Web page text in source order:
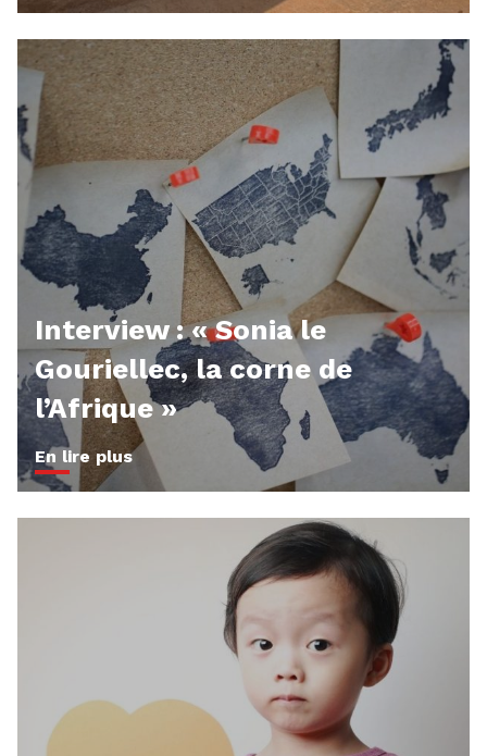
Interview : « Sonia le
Gouriellec, la corne de
l’Afrique »
En lire plus